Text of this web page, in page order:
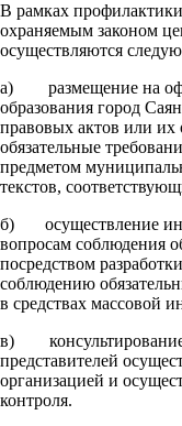
В рамках
охраняемым законом
осуществляются
а) размещение на
образования город
правовых актов или их
обязательные
предметом
текстов,
б) осуществление
вопросам соблюдения
посредством
соблюдению
в средствах массовой
в) консультирование
представителей
организацией и
контроля.